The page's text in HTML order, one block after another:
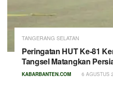
TANGERANG SELATAN
Peringatan HUT Ke-81
Tangsel Matangkan
KABARBANTEN.COM 6 AGUSTUS